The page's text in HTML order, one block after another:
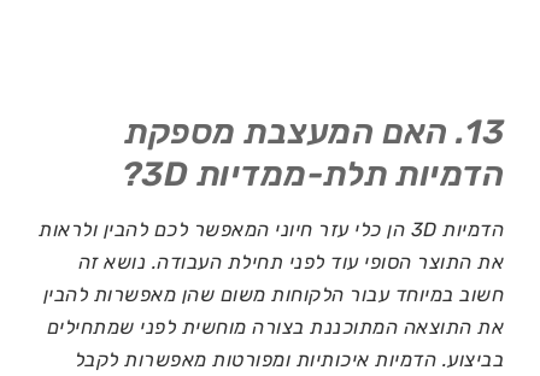
13. האם המעצבת מספקת
הדמיות תלת-ממדיות 3D?
הדמיות 3D הן כלי עזר חיוני המאפשר לכם להבין ולראות
את התוצר הסופי עוד לפני תחילת העבודה. נושא זה
חשוב במיוחד עבור הלקוחות משום שהן מאפשרות להבין
את התוצאה המתוכננת בצורה מוחשית לפני שמתחילים
בביצוע. הדמיות איכותיות ומפורטות מאפשרות לקבל